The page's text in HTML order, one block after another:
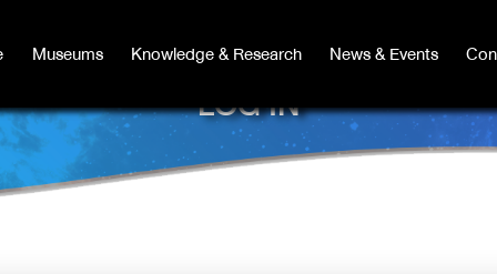
Museums Knowledge & Research News & Events
Museums Knowledge & Research News & Events
LOG IN